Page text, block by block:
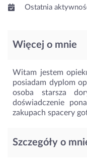
Ostatnia
Więcej o mnie
Witam jestem
posiadam dyplom
osoba starsza
doświadczenie
zakupach spacery
Szczegóły o